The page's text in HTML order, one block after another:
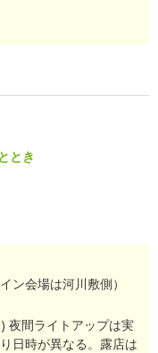
とき
ン会場は河川敷側）
夜間ライトアップは実
日時が異なる。露店は